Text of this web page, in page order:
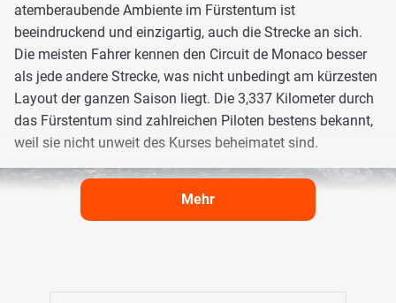
atemberaubende Ambiente im Fürstentum ist
beeindruckend und einzigartig, auch die Strecke an sich.
Die meisten Fahrer kennen den Circuit de Monaco besser
als jede andere Strecke, was nicht unbedingt am kürzesten
Layout der ganzen Saison liegt. Die 3,337 Kilometer durch
das Fürstentum sind zahlreichen Piloten bestens bekannt,
weil sie nicht unweit des Kurses beheimatet sind.
Mehr